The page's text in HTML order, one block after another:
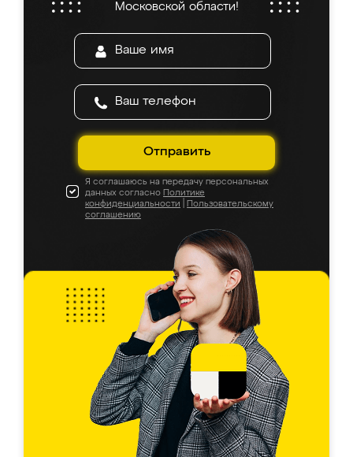
Московской области!
Отправить
Я соглашаюсь на передачу персональных
данных согласно Политике
конфиденциальности
Пользовательскому
соглашению